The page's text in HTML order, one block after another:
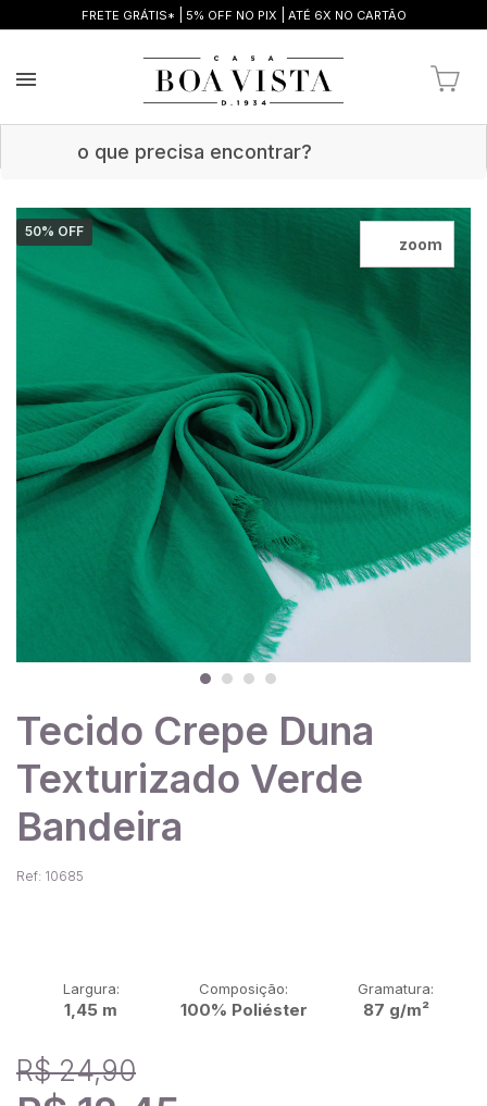
FRETE GRÁTIS* 5% OFF NO PIX ATÉ 6X NO CARTÃO
50% OFF
zoom
Tecido Crepe Duna
Texturizado Verde
Bandeira
Ref: 10685
Largura:
1,45 m
Composição:
100% Poliéster
Gramatura:
87 g/m²
R$ 24,90